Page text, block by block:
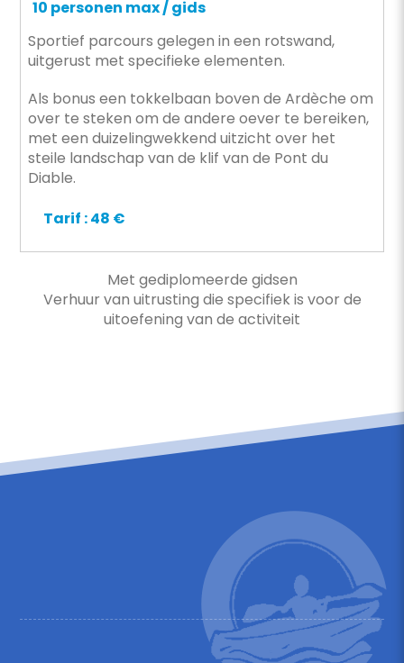
10 personen max / gids
Sportief parcours gelegen in een rotswand,
uitgerust met specifieke elementen.
Als bonus een tokkelbaan boven de Ardèche om
over te steken om de andere oever te bereiken,
met een duizelingwekkend uitzicht over het
steile landschap van de klif van de Pont du
Diable.
Tarif : 48 €
Met gediplomeerde gidsen
Verhuur van uitrusting die specifiek is voor de
uitoefening van de activiteit